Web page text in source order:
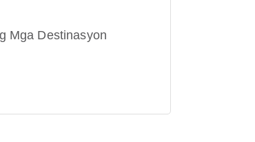
Mga Destinasyon